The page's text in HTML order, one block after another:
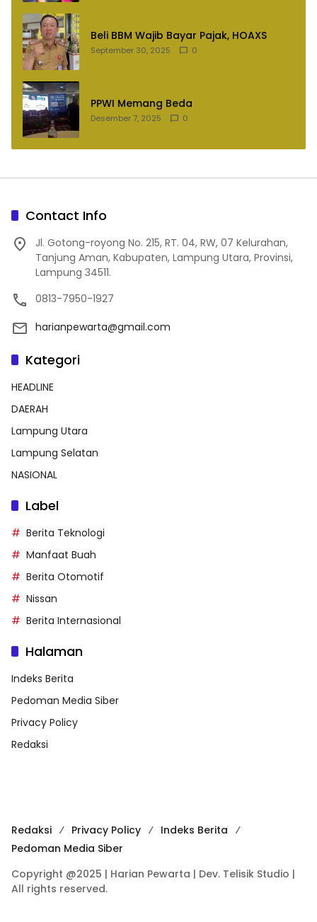
Beli BBM Wajib Bayar Pajak, HOAXS
September 30, 2025 0
PPWI Memang Beda
Desember 7, 2025 0
Contact Info
Jl. Gotong-royong No. 215, RT. 04, RW, 07 Kelurahan,
Tanjung Aman, Kabupaten, Lampung Utara, Provinsi,
Lampung 34511.
0813-7950-1927
harianpewarta@gmail.com
Kategori
HEADLINE
DAERAH
Lampung Utara
Lampung Selatan
NASIONAL
Label
Berita Teknologi
Manfaat Buah
Berita Otomotif
Nissan
Berita Internasional
Halaman
Indeks Berita
Pedoman Media Siber
Privacy Policy
Redaksi
Redaksi Privacy Policy
Indeks Berita
Pedoman Media Siber
Copyright @2025 | Harian Pewarta | Dev. Telisik Studio |
All rights reserved.